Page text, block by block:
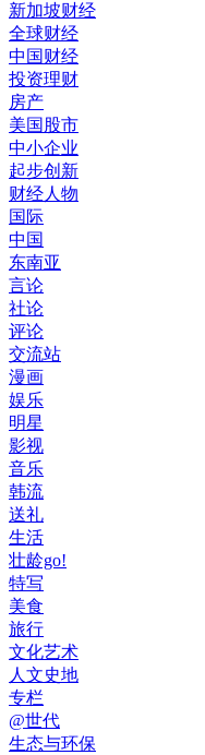
新加坡财经
全球财经
中国财经
投资理财
房产
美国股市
中小企业
起步创新
财经人物
国际
中国
东南亚
言论
社论
评论
交流站
漫画
娱乐
明星
影视
音乐
韩流
送礼
生活
壮龄go!
特写
美食
旅行
文化艺术
人文史地
专栏
@世代
生态与环保